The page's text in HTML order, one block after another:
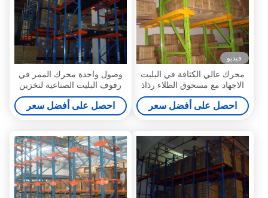
فيديو
محرك عالي الكثافة في البليت
الاجهاد مع مسحوق الطلاء رذاذ
الانتهاء
احصل على أفضل سعر
وصول واحدة محرك الممر في
رفوف البليت الصناعية لتخزين
مستودع، 1500KG
احصل على أفضل سعر